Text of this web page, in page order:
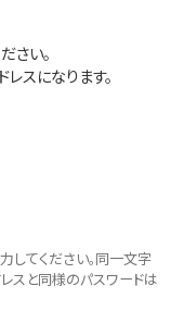
さい。
スになります。
してください。同一文字
スと同様のパスワードは